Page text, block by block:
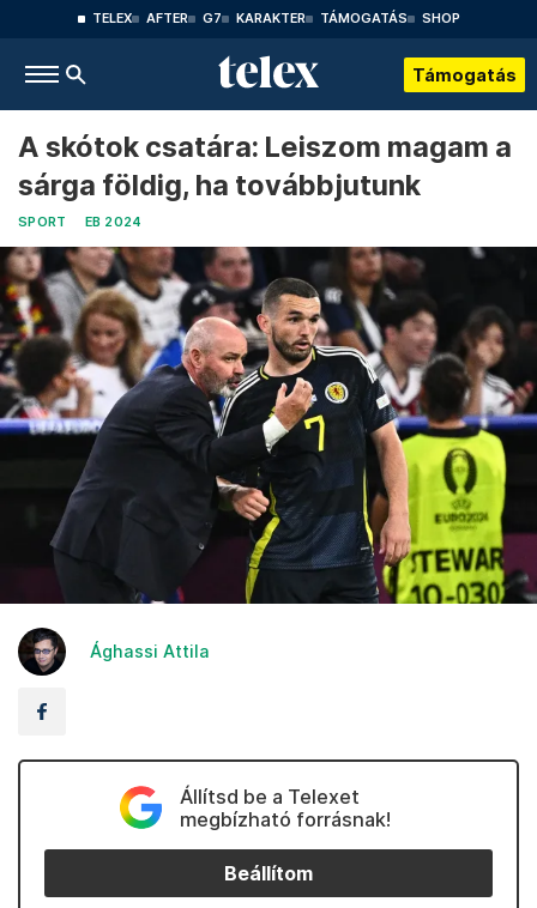
TELEX AFTER G7 KARAKTER TÁMOGATÁS SHOP
Támogatás
A skótok csatára: Leiszom magam a
sárga földig, ha továbbjutunk
SPORT EB 2024
Ághassi Attila
Állítsd be a Telexet
megbízható forrásnak!
Beállítom